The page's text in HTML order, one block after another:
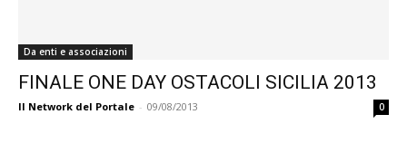
Da enti e associazioni
FINALE ONE DAY OSTACOLI SICILIA 2013
Il Network del Portale - 09/08/2013 0